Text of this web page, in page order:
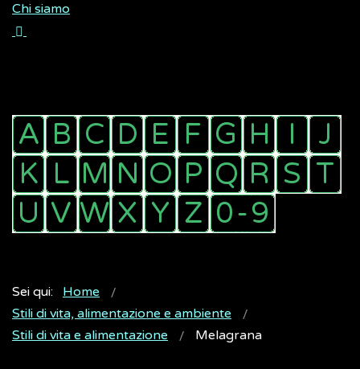
Chi siamo
Sei qui:
Home
Stili di vita, alimentazione e ambiente
Stili di vita e alimentazione
Melagrana